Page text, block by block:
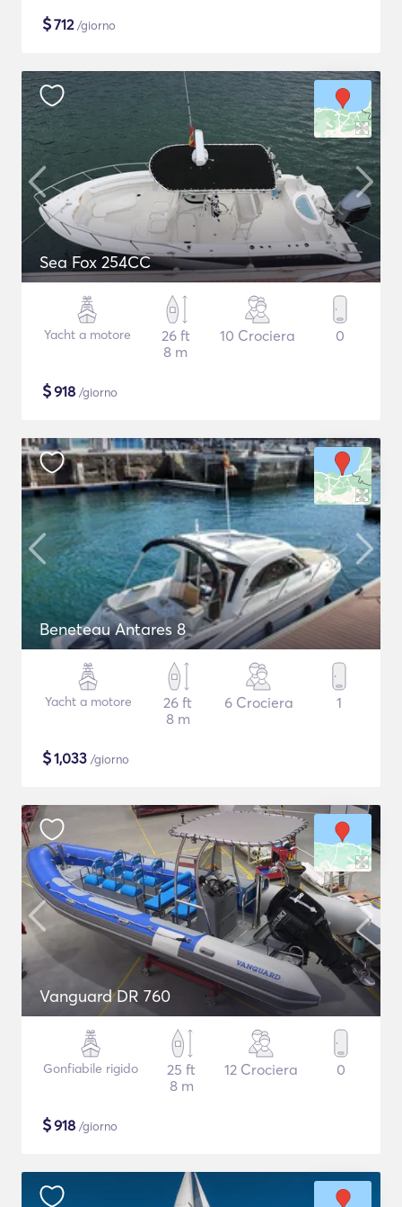
$712/giorno
Sea Fox 254CC
Yacht a motore
26 ft
8 m
10 Crociera 0
$918 /giorno
Beneteau Antares 8
Yacht a motore
26 ft
8 m
6 Crociera 1
$1,033 /giorno
Vanguard DR 760
Gonfiabile rigido
25 ft
8 m
12 Crociera 0
$918 /giorno